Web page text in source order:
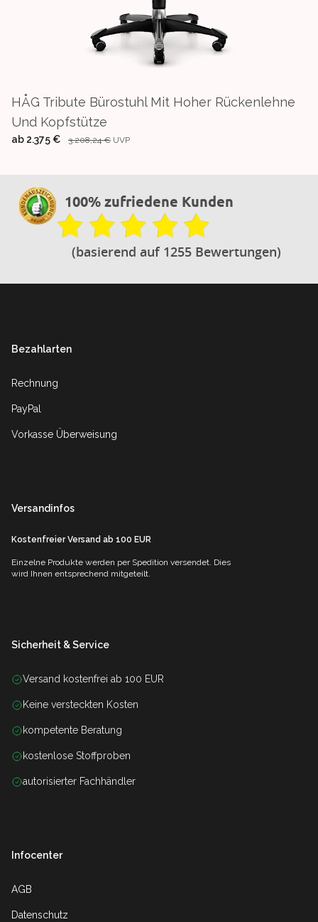
HÅG Tribute Bürostuhl Mit Hoher Rückenlehne
Und Kopfstütze
ab 2.375 € 3.208,24 € UVP
100% zufriedene Kunden
(basierend auf 1255 Bewertungen)
Bezahlarten
Rechnung
PayPal
Vorkasse Überweisung
Versandinfos
Kostenfreier Versand ab 100 EUR
Einzelne Produkte werden per Spedition versendet. Dies
wird Ihnen entsprechend mitgeteilt.
Sicherheit & Service
Versand kostenfrei ab 100 EUR
Keine versteckten Kosten
kompetente Beratung
kostenlose Stoffproben
autorisierter Fachhändler
Infocenter
AGB
Datenschutz